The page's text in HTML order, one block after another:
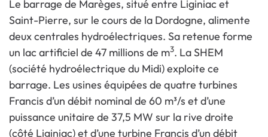
Le barrage de Marèges, situé entre Liginiac et
Saint-Pierre, sur le cours de la Dordogne, alimente
deux centrales hydroélectriques. Sa retenue forme
un lac artificiel de 47 millions de m3. La SHEM
(société hydroélectrique du Midi) exploite ce
barrage. Les usines équipées de quatre turbines
Francis d’un débit nominal de 60 m³/s et d’une
puissance unitaire de 37,5 MW sur la rive droite
(côté Liginiac) et d’une turbine Francis d’un débit